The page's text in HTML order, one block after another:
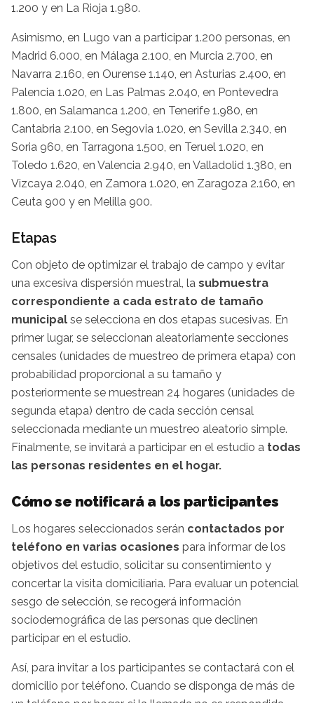
1.200 y en La Rioja 1.980.
Asimismo, en Lugo van a participar 1.200 personas, en
Madrid 6.000, en Málaga 2.100, en Murcia 2.700, en
Navarra 2.160, en Ourense 1.140, en Asturias 2.400, en
Palencia 1.020, en Las Palmas 2.040, en Pontevedra
1.800, en Salamanca 1.200, en Tenerife 1.980, en
Cantabria 2.100, en Segovia 1.020, en Sevilla 2.340, en
Soria 960, en Tarragona 1.500, en Teruel 1.020, en
Toledo 1.620, en Valencia 2.940, en Valladolid 1.380, en
Vizcaya 2.040, en Zamora 1.020, en Zaragoza 2.160, en
Ceuta 900 y en Melilla 900.
Etapas
Con objeto de optimizar el trabajo de campo y evitar
una excesiva dispersión muestral, la submuestra
correspondiente a cada estrato de tamaño
municipal se selecciona en dos etapas sucesivas. En
primer lugar, se seleccionan aleatoriamente secciones
censales (unidades de muestreo de primera etapa) con
probabilidad proporcional a su tamaño y
posteriormente se muestrean 24 hogares (unidades de
segunda etapa) dentro de cada sección censal
seleccionada mediante un muestreo aleatorio simple.
Finalmente, se invitará a participar en el estudio a todas
las personas residentes en el hogar.
Cómo se notificará a los participantes
Los hogares seleccionados serán contactados por
teléfono en varias ocasiones para informar de los
objetivos del estudio, solicitar su consentimiento y
concertar la visita domiciliaria. Para evaluar un potencial
sesgo de selección, se recogerá información
sociodemográfica de las personas que declinen
participar en el estudio.
Así, para invitar a los participantes se contactará con el
domicilio por teléfono. Cuando se disponga de más de